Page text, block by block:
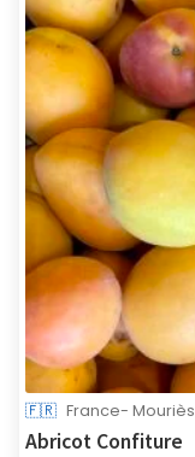
🇫🇷 France- Mouriès
Abricot Confiture